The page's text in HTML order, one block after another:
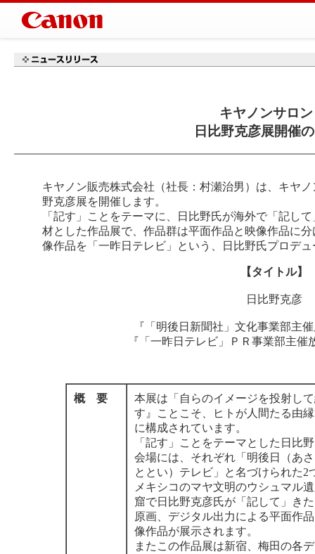
キヤノンサロ
日比野克彦展開催
キヤノン販売株式会社（社長：村瀬治男）は、キヤ
野克彦展を開催します。
「記す」ことをテーマに、日比野氏が海外で「記し
材とした作品展で、作品群は平面作品と映像作品に
像作品を「一昨日テレビ」という、日比野氏プロデ
【タイトル】
日比野克彦
『「明後日新聞社」文化事業部主
『「一昨日テレビ」ＰＲ事業部主催
概 要
本展は「自らのイメージを投射し
す』ことこそ、ヒトが人間たる由
に構成されています。
「記す」ことをテーマとした日比
会場には、それぞれ「明後日（あ
ととい）テレビ」と名づけられた
メキシコのマヤ文明のウシュマル
窟で日比野克彦氏が「記して」き
原画、デジタル出力による平面作
像作品が展示されます。
またこの作品展は新宿、梅田の各